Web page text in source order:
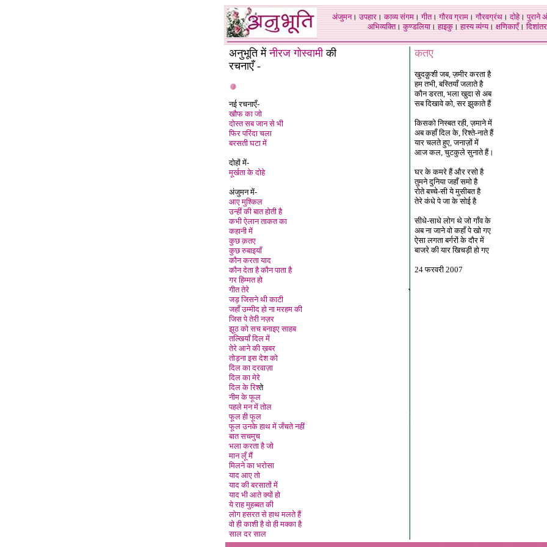
अंजुमन।उपहार।काव्य संगम।गीत।गौरव ग्राम।गौरवग्रंथ।दोहे।पुराने
अभिव्यक्ति।कुण्डलिया।हाइकु।हास्य व्यंग्य।क्षणिकाएँ।दिशांतर
अनुभूति मेंनीरज गोस्वामीकी
रचनाएँ -
नई रचनाएँ-
खौफ का जो
दोस्त सब जान से भी
फिर परिंदा चला
बरसती घटा में
दोहों में-
मूर्खता के दोहे
अंजुमन में-
आए मुश्किल
उन्हीं की बात होती है
कभी ऐलान ताकत का
कहानी में
कुछ क़तए
कुछ रुबाइयाँ
कौन करता याद
कौन देता है कौन पाता है
गर हिम्मत हो
गीत तेरे
जड़ जिसने थी काटी
जहाँ उम्मीद हो ना मरहम की
जिस पे तेरी नज़र
झूठ को सच बनाइए साहब
तल्खियाँ दिल मे
तेरे आने की ख़बर
तोड़ना इस देश को
दिल का दरवाज़ा
दिल का मेरे
दिल के रिश्ते
नीम के फूल
पहले मन में तोल
फूल ही फूल
फूल उनके हाथ में जँचते नही
बात सचमुच
भला करता है जो
मान लूँ मै
मिलने का भरोसा
याद आए तो
याद की बरसातों में
याद भी आते क्यों हो
ये राह मुहब्बत की
लोग हसरत से हाथ मलते हैं
वो ही काशी है वो ही मक्का है
साल दर साल
`
कतए
खुदक़ुशी जब, ज़मीर करता है
हम तभी, बस्तियाँ जलाते है
कौन डरता, भला खुदा से अब
सब दिखावे को, सर झुकाते हैं
किसको निस्बत रही, ज़माने में
अब कहाँ दिल के, रिश्ते-नाते हैं
यार चलते हुए, जनाज़ों में
आज कल, चुटकुले सुनाते हैं।
घर के कमरे हैं और रसो है
तुमने दुनिया जहाँ समो है
रोते बच्चे-सी ये मुसीबत है
तेरे कंधे पे जा के सोई है
सीधे-साधे लोग थे जो गाँव के
अब ना जाने वो कहाँ पे खो गए
ऐसा लगता बर्गरों के दौर में
बाजरे की यार खिचड़ी हो गए
24 फरवरी 2007